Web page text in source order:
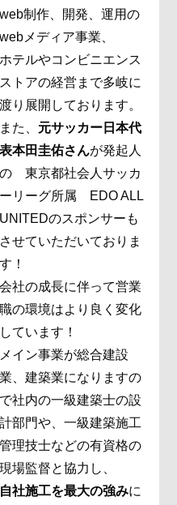
web制作、開発、運用の
webメディア事業、
ホテルやコンビニエンス
ストアの経営まで多岐に
渡り展開しております。
また、 元サッカー日本代
表本田圭佑さんが発起人
の 東京都社会人サッカ
ーリーグ所属 EDO ALL
UNITEDのスポンサーも
させていただいておりま
す！
会社の成長に伴って営業
職の環境はより良く変化
しています！
メイン事業が総合建設
業、建築業になりますの
で社内の一級建築士の設
計部門や、一級建築施工
管理技士などの有資格の
現場監督と協力し、
自社施工を最大の強みに